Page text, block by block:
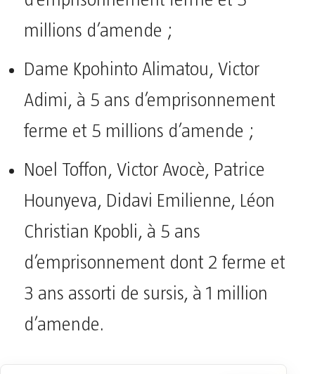
millions d’amende ;
Dame Kpohinto Alimatou, Victor
Adimi, à 5 ans d’emprisonnement
ferme et 5 millions d’amende ;
Noel Toffon, Victor Avocè, Patrice
Hounyeva, Didavi Emilienne, Léon
Christian Kpobli, à 5 ans
d’emprisonnement dont 2 ferme et
3 ans assorti de sursis, à 1 million
d’amende.